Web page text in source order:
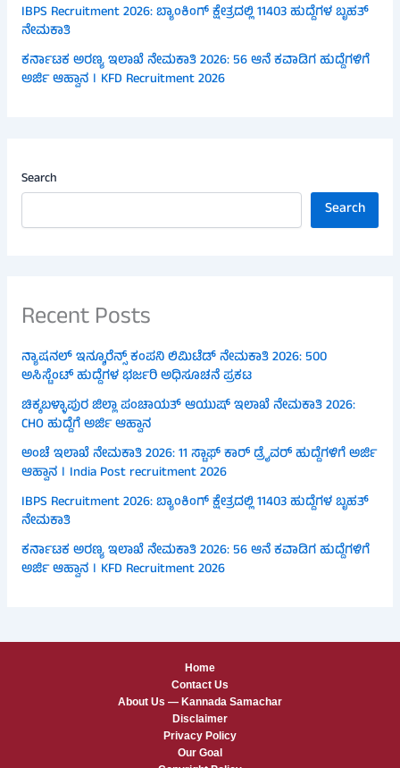
IBPS Recruitment 2026: ಬ್ಯಾಂಕಿಂಗ್ ಕ್ಷೇತ್ರದಲ್ಲಿ 11403 ಹುದ್ದೆಗಳ ಬೃಹತ್
ನೇಮಕಾತಿ
ಕರ್ನಾಟಕ ಅರಣ್ಯ ಇಲಾಖೆ ನೇಮಕಾತಿ 2026: 56 ಆನೆ ಕವಾಡಿಗ ಹುದ್ದೆಗಳಿಗೆ
ಅರ್ಜಿ ಆಹ್ವಾನ । KFD Recruitment 2026
Search
Search
Recent Posts
ನ್ಯಾಷನಲ್ ಇನ್ಶೂರೆನ್ಸ್ ಕಂಪನಿ ಲಿಮಿಟೆಡ್ ನೇಮಕಾತಿ 2026: 500
ಅಸಿಸ್ಟೆಂಟ್ ಹುದ್ದೆಗಳ ಭರ್ಜರಿ ಅಧಿಸೂಚನೆ ಪ್ರಕಟ
ಚಿಕ್ಕಬಳ್ಳಾಪುರ ಜಿಲ್ಲಾ ಪಂಚಾಯತ್ ಆಯುಷ್ ಇಲಾಖೆ ನೇಮಕಾತಿ 2026:
CHO ಹುದ್ದೆಗೆ ಅರ್ಜಿ ಆಹ್ವಾನ
ಅಂಚೆ ಇಲಾಖೆ ನೇಮಕಾತಿ 2026: 11 ಸ್ಟಾಫ್ ಕಾರ್ ಡ್ರೈವರ್ ಹುದ್ದೆಗಳಿಗೆ ಅರ್ಜಿ
ಆಹ್ವಾನ । India Post recruitment 2026
IBPS Recruitment 2026: ಬ್ಯಾಂಕಿಂಗ್ ಕ್ಷೇತ್ರದಲ್ಲಿ 11403 ಹುದ್ದೆಗಳ ಬೃಹತ್
ನೇಮಕಾತಿ
ಕರ್ನಾಟಕ ಅರಣ್ಯ ಇಲಾಖೆ ನೇಮಕಾತಿ 2026: 56 ಆನೆ ಕವಾಡಿಗ ಹುದ್ದೆಗಳಿಗೆ
ಅರ್ಜಿ ಆಹ್ವಾನ । KFD Recruitment 2026
Home
Contact Us
About Us — Kannada Samachar
Disclaimer
Privacy Policy
Our Goal